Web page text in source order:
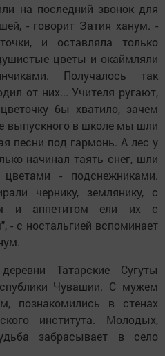
на последний звонок для
- говорит Затия ханум. -
и оставляла только
цветы и окаймляли
Получалось так
от них... Учителя ругают,
бы хватило, зачем
выпускного в школе мы шли
песни под гармонь. А лес у
начинал таять снег, шли
- подснежниками.
чернику, землянику, с
и аппетитом ели их с
- с ностальгией вспоминает
Татарские Сугуты
Чувашии. С мужем
познакомились в стенах
института. Молодых,
забрасывает в село